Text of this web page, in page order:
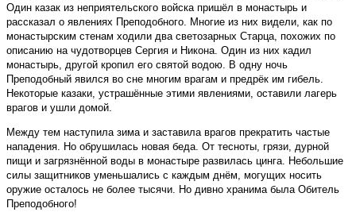
Один казак из неприятельского войска пришёл в монастырь и
рассказал о явлениях Преподобного. Многие из них видели, как по
монастырским стенам ходили два светозарных Старца, похожих по
описанию на чудотворцев Сергия и Никона. Один из них кадил
монастырь, другой кропил его святой водою. В одну ночь
Преподобный явился во сне многим врагам и предрёк им гибель.
Некоторые казаки, устрашённые этими явлениями, оставили лагерь
врагов и ушли домой.
Между тем наступила зима и заставила врагов прекратить частые
нападения. Но обрушилась новая беда. От тесноты, грязи, дурной
пищи и загрязнённой воды в монастыре развилась цинга. Небольшие
силы защитников уменьшались с каждым днём, могущих носить
оружие осталось не более тысячи. Но дивно хранима была Обитель
Преподобного!